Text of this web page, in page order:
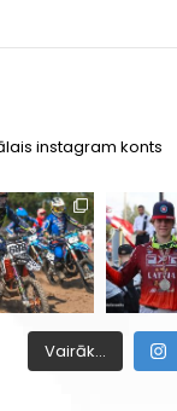
instagram konts
Vairāk...